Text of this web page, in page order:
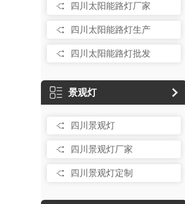
四川太阳能路灯厂家
四川太阳能路灯生产
四川太阳能路灯批发
景观灯
四川景观灯
四川景观灯厂家
四川景观灯定制